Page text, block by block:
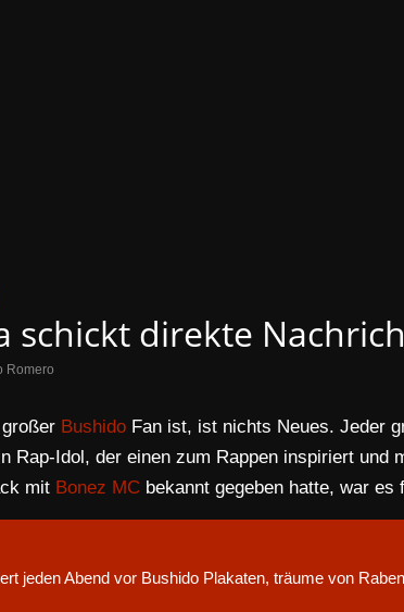
schickt direkte
Romero
Bushido Fan ist, ist nichts Neues. Jeder
Rap-Idol, der einen zum Rappen inspiriert und
mit Bonez MC bekannt gegeben hatte, war es
jeden Abend vor Bushido Plakaten, träume von